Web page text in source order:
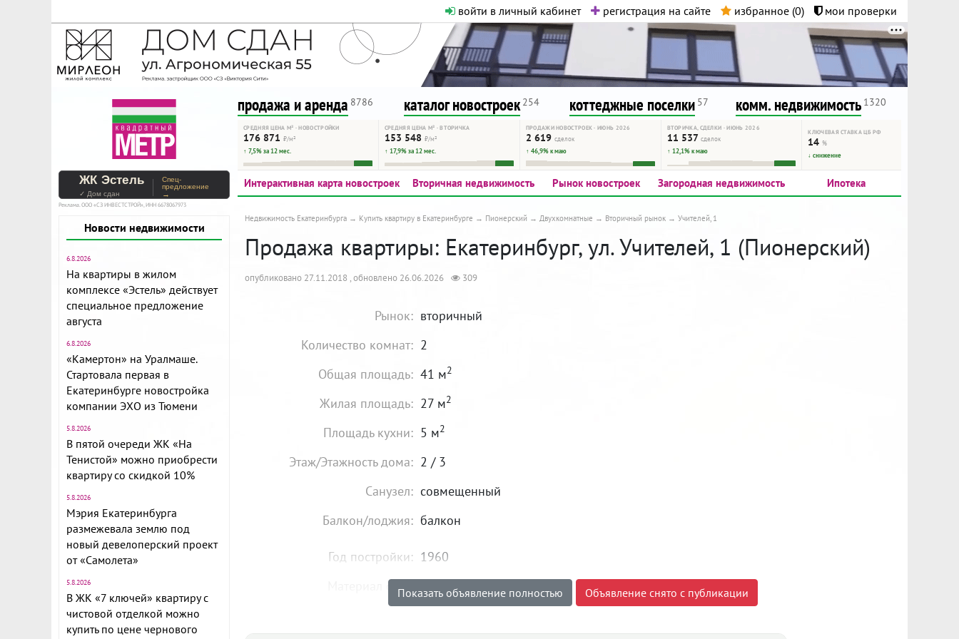
войти в личный кабинет регистрация на сайте избранное (0) мои проверки
На Метре реклама - только нормальная. Никакого шок-контента.
Помогайте независимому ресурсу, как он помогает вам. Удачи!
продажа и аренда 8786 каталог новостроек 254 коттеджные поселки 57 комм. недвижимость 1320
СРЕДНЯЯ ЦЕНА М² · НОВОСТРОЙКИ
176 871 ₽/м²
↑ 7,5% за 12 мес.
СРЕДНЯЯ ЦЕНА М² · ВТОРИЧКА
153 548 ₽/м²
↑ 17,9% за 12 мес.
ПРОДАЖИ НОВОСТРОЕК · ИЮНЬ 2026
2 619 сделок
↑ 46,9% к маю
ВТОРИЧКА, СДЕЛКИ · ИЮНЬ 2026
11 537 сделок
↑ 12,1% к маю
КЛЮЧЕВАЯ СТАВКА ЦБ РФ
14%
↓ снижение
ЖК Эстель
✓ Дом сдан
Спец-
предложение
→
Реклама. ООО «СЗ ИНВЕСТСТРОЙ», ИНН 6678067973
Новости недвижимости
6.8.2026
На квартиры в жилом
комплексе «Эстель» действует
специальное предложение
августа
6.8.2026
«Камертон» на Уралмаше.
Стартовала первая в
Екатеринбурге новостройка
компании ЭХО из Тюмени
5.8.2026
В пятой очереди ЖК «На
Тенистой» можно приобрести
квартиру со скидкой 10%
5.8.2026
Мэрия Екатеринбурга
размежевала землю под
новый девелоперский проект
от «Самолета»
5.8.2026
В ЖК «7 ключей» квартиру с
чистовой отделкой можно
купить по цене чернового
Интерактивная карта новостроек Вторичная недвижимость Рынок новостроек Загородная недвижимость Ипотека
Недвижимость Екатеринбурга Купить квартиру в Екатеринбурге Пионерский Двухкомнатные Вторичный рынок Учителей, 1
Продажа квартиры: Екатеринбург, ул. Учителей, 1 (Пионерский)
опубликовано 27.11.2018 , обновлено 26.06.2026 309
Рынок: вторичный
Количество комнат: 2
Общая площадь: 41 м2
Жилая площадь: 27 м2
Площадь кухни: 5 м2
Этаж/Этажность дома: 2 / 3
Санузел: совмещенный
Балкон/лоджия: балкон
Год постройки: 1960
Материал стен:
кирпич
Показать объявление полностью Объявление снято с публикации